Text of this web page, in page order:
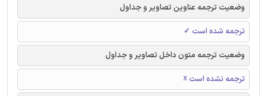
وضعیت ترجمه عناوین تصاویر و جداول
ترجمه شده است ✓
وضعیت ترجمه متون داخل تصاویر و جداول
ترجمه نشده است ☓